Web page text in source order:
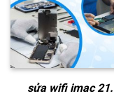
sửa wifi imac